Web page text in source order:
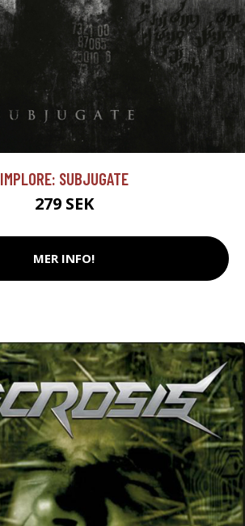
IMPLORE: SUBJUGATE
279 SEK
MER INFO!